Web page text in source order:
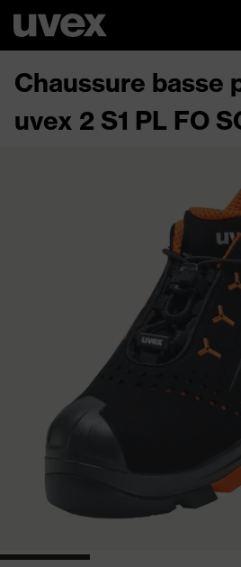
Chaussure basse
uvex 2 S1 PL FO